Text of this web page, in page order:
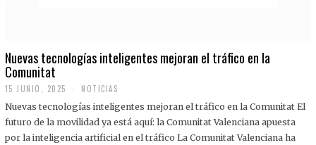
Nuevas tecnologías inteligentes mejoran el tráfico en la
Comunitat
15 JUNIO, 2025 NOTICIAS
Nuevas tecnologías inteligentes mejoran el tráfico en la Comunitat El
futuro de la movilidad ya está aquí: la Comunitat Valenciana apuesta
por la inteligencia artificial en el tráfico La Comunitat Valenciana ha